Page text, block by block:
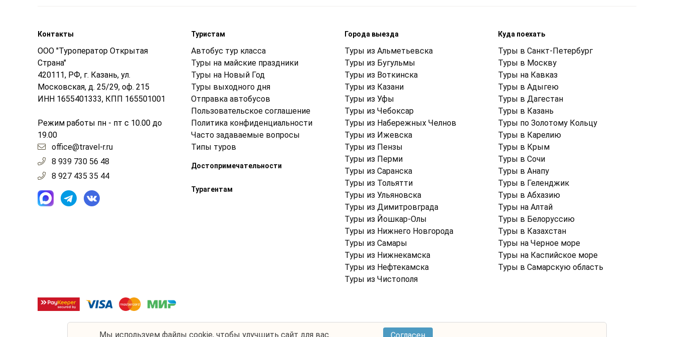
Контакты
ООО "Туроператор Открытая
Страна"
420111, РФ, г. Казань, ул.
Московская, д. 25/29, оф. 215
ИНН 1655401333, КПП 165501001
Режим работы пн - пт с 10.00 до
19.00
office@travel-r.ru
8 939 730 56 48
8 927 435 35 44
Туристам
Автобус тур класса
Туры на майские праздники
Туры на Новый Год
Туры выходного дня
Отправка автобусов
Пользовательское соглашение
Политика конфиденциальности
Часто задаваемые вопросы
Типы туров
Достопримечательности
Турагентам
Города выезда
Туры из Альметьевска
Туры из Бугульмы
Туры из Воткинска
Туры из Казани
Туры из Уфы
Туры из Чебоксар
Туры из Набережных Челнов
Туры из Ижевска
Туры из Пензы
Туры из Перми
Туры из Саранска
Туры из Тольятти
Туры из Ульяновска
Туры из Димитровграда
Туры из Йошкар-Олы
Туры из Нижнего Новгорода
Туры из Самары
Туры из Нижнекамска
Туры из Нефтекамска
Туры из Чистополя
Куда поехать
Туры в Санкт-Петербург
Туры в Москву
Туры на Кавказ
Туры в Адыгею
Туры в Дагестан
Туры в Казань
Туры по Золотому Кольцу
Туры в Карелию
Туры в Крым
Туры в Cочи
Туры в Анапу
Туры в Геленджик
Туры в Абхазию
Туры на Алтай
Туры в Белоруссию
Туры в Казахстан
Туры на Черное море
Туры на Каспийское море
Туры в Самарскую область
Мы используемфайлы cookie, чтобы улучшить сайт для вас. Согласен